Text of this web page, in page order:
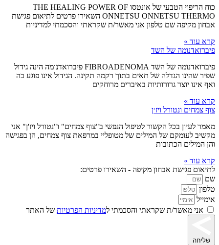
כוח הריפוי הטבעי של אונטסו THE HEALING POWER OF
ONNETSU ONNETSU THERMO השאירו פרטים לתיאום פגישת
אבחון מקיפה שם טלפון אני מאשר/ת שקראתי והסכמתי למדיניות
קרא עוד »
פיברואדנומה של השד
פיברואדנומה של השד FIBROADENOMA פיברואדנומה הינה גידול
שפיר שהינו הגדלה של תאים בתוך רקמה תקינה. הגידול אינו פוגע בה
ואף אינו יוצר גרורותיות באיברים מרוחקים
קרא עוד »
צוף צמחים ונטורל ויז׳ן
מאמר לעיון בכל הקשור לטיפול הנפשי ב"צוף צמחים" ו"נטורל ויז'ן" אני
מקשיב לעומקם של המילים של מטופליי במרפאת צוף צמחים, הן בפגישה
והן המילים הכתובות
קרא עוד »
לתיאום פגישת אבחון מקיפה - השאירו פרטים:
שם
טלפון
אימייל
אני מאשר/ת שקראתי והסכמתי למדיניות הפרטיות של האתר
שליחה